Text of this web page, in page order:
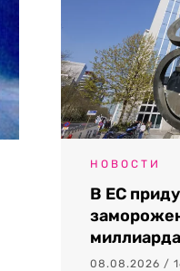
НОВОСТИ
В ЕС
08.08.2026 /